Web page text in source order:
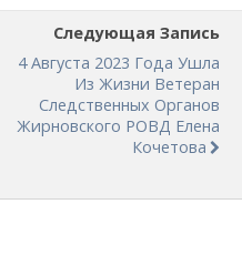
Следующая Запись
4 Августа 2023 Года Ушла
Из Жизни Ветеран
Следственных Органов
Жирновского РОВД Елена
Кочетова